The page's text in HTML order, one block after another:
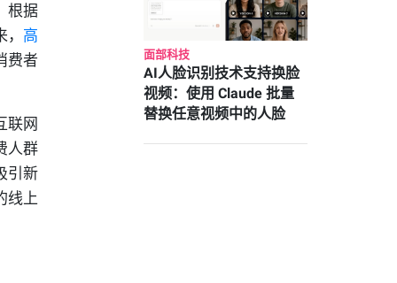
根据
高
费者
联网
人群
引新
线上
面部科技
AI人脸识别技术支持换脸
视频：使用 Claude 批量
替换任意视频中的人脸